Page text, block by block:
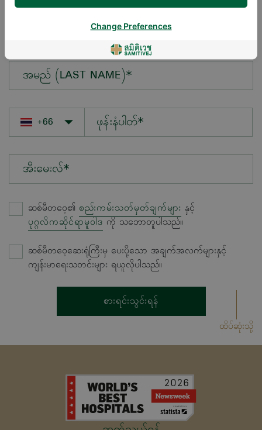
အမည် (FIRST NAME)*
အမည် (LAST NAME)*
အီးမေးလ်*
ဆစ်မီတဝေ့၏ စည်းကမ်းသတ်မှတ်ချက်များ နှင့်
ပုဂ္ဂလိကဆိုင်ရာမူဝါဒ ကို သဘောတူပါသည်။
ဆစ်မီတဝေ့ဆေးရုံကြီးမှ ပေးပို့သော အချက်အလက်များနှင့်
ကျန်းမာရေးသတင်းများ ရယူလိုပါသည်။
စားရင်းသွင်းရန်
ထိပ်ဆုံးသို့
Change Preferences